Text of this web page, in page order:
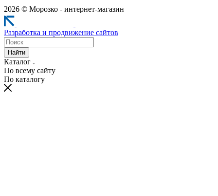
2026 © Морозко - интернет-магазин
Разработка и продвижение сайтов
Найти
Каталог
По всему сайту
По каталогу